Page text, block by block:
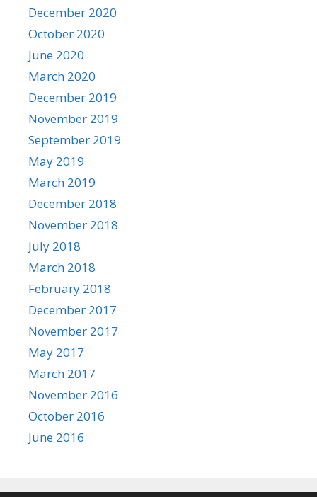
December 2020
October 2020
June 2020
March 2020
December 2019
November 2019
September 2019
May 2019
March 2019
December 2018
November 2018
July 2018
March 2018
February 2018
December 2017
November 2017
May 2017
March 2017
November 2016
October 2016
June 2016